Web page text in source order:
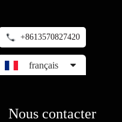
+8613570827420
français
Nous contacter